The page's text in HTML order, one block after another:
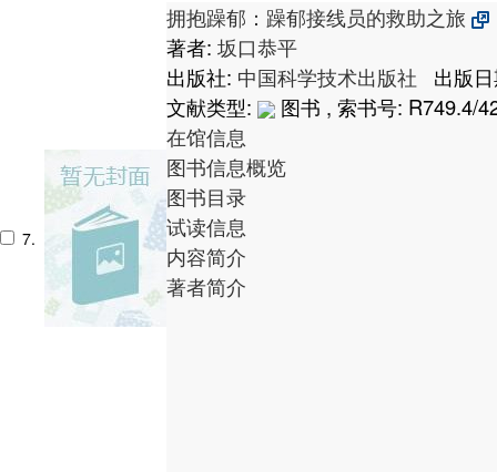
7.
拥抱躁郁：躁郁接线员的救助之旅
著者: 坂口恭平
出版社: 中国科学技术出版社
出版
文献类型:
图书 , 索书号: R749.4/
在馆信息
图书信息概览
图书目录
试读信息
内容简介
著者简介